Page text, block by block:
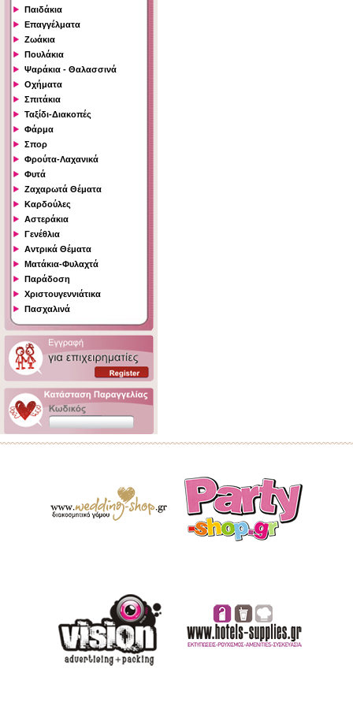
Παιδάκια
Επαγγέλματα
Ζωάκια
Πουλάκια
Ψαράκια - Θαλασσινά
Οχήματα
Σπιτάκια
Ταξίδι-Διακοπές
Φάρμα
Σπορ
Φρούτα-Λαχανικά
Φυτά
Ζαχαρωτά Θέματα
Καρδούλες
Αστεράκια
Γενέθλια
Αντρικά Θέματα
Ματάκια-Φυλαχτά
Παράδοση
Χριστουγεννιάτικα
Πασχαλινά